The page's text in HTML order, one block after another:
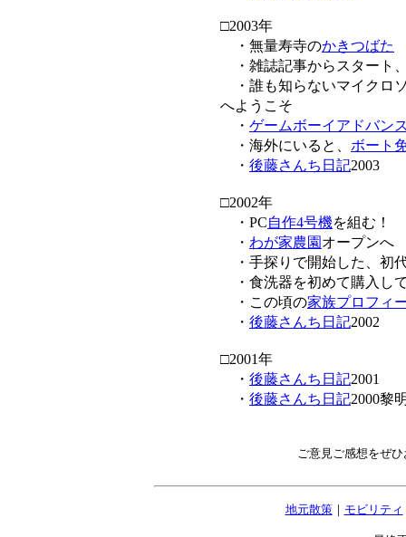
□2003年
・無量寿寺のかきつばた
・雑誌記事からスタート
・誰も知らないマイクロ
へようこそ
・ ゲームボーイアドバン
・海外にいると、 ボート
・ 後藤さんち日記2003
□2002年
・PC自作4号機を組む！
・ わが家農園 オープンへ
・手探りで開始した、初
・食洗器を初めて購入し
・この頃の家族プロフィ
・ 後藤さんち日記2002
□2001年
・ 後藤さんち日記2001
・ 後藤さんち日記2000黎
ご意見ご感想をぜ
地元散策｜ モビリティ